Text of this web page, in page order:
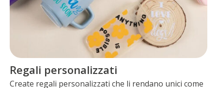
Regali personalizzati
Create regali personalizzati che li rendano unici come